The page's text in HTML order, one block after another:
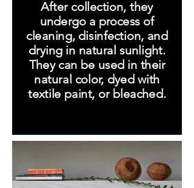
After collection, they
undergo a process of
cleaning, disinfection, and
drying in natural sunlight.
They can be used in their
natural color, dyed with
textile paint, or bleached.